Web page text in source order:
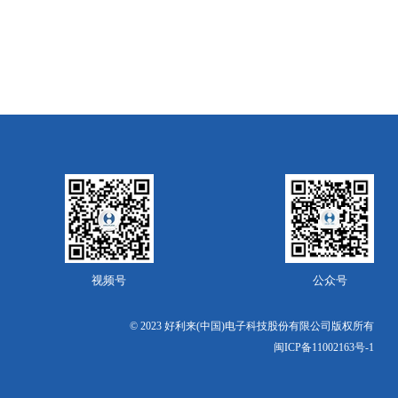
视频号 公众号
© 2023 好利来(中国)电子科技股份有限公司版权所有
闽ICP备11002163号-1